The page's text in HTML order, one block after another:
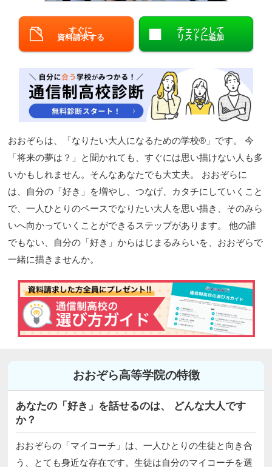
四国 九州・沖縄
すぐに
資料請求する
チェックして
リストに追加
おおぞらは、「なりたい大人になるための学校®」です。 今
「将来の夢は？」と聞かれても、すぐには思い描けない人も多
いかもしれません。そんなあなたでも大丈夫。 おおぞらに
は、自分の「好き」を増やし、つなげ、カタチにしていくこと
で、一人ひとりのペースでなりたい大人を思い描き、そのみら
いへ向かっていくことができるステップがあります。 他の誰
でもない、自分の「好き」からはじまるみらいを、おおぞらで
一緒に描きませんか。
おおぞら高等学院の特徴
あなたの「好き」を話せるのは、 どんな大人です
か？
おおぞらの「マイコーチ」は、一人ひとりの生徒と向き合
う、とても身近な存在です。生徒は自分のマイコーチを選